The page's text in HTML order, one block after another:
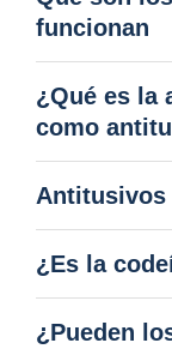
funcionan
¿Qué es la
como
Antitusivos
¿Es la
¿Pueden